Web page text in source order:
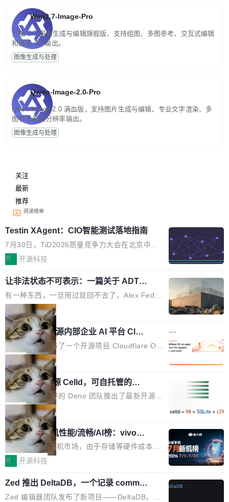
Wan2.7-Image-Pro
万相 2.7 图像生成与编辑旗舰版，支持组图、多图参考、交互式编辑
和最高 4K 输出。
图像生成与处理
Qwen-Image-2.0-Pro
Qwen-Image-2.0 满血版，支持图片生成与编辑、专业文字渲染、多
图参考和高分辨率输出。
图像生成与处理
关注
最新
推荐
阅读榜单
Testin XAgent：CIO智能测试落地指南
7月30日，TiD2026质量竞争力大会在北京中关
村国家自主创新示范区会议中心开幕。本届大会
“智构可信·质创未来——AI原生时代的质量新范
式”为主题，直面AI从实验室走向规模化产业落地
的核心质量命题。会上，《2026智能研发生产力
工具选型手册》发布，Testin云测的Testin XAge
nt智能测试系统入选AI测试领域代表产品。对CI
O而言，这提示了一个转变：AI测试正在从效率
工具升级为企业的质量基础设施。 CIO面对的新
现实 过去两年，CIO们的焦虑清单上多了两项：
一是如何让大模型和智能体应用安全地从PoC走
向生产，二是如何让测试团队跟得上AI应用...
开 开源科技
让非法状态不可表示：一篇关于 ADT
的帖子在 Reddit 火了
有一种东西，一旦用过就回不去了。Alex Fedos
eev 管它叫"软件设计的基石"。 他说的东西不新
鲜——代数数据类型（ADT），尤其是和类型
（sum type）。但他说清楚了一件事：这不是类
型系统的学术体操，是日常编码的思维方式。 文
章从一个简单的例子切入。一个网站的深色主题
设置，如果用布尔值 + 可空字段来表示——bool
ean 表示是否可切换，nullable 的默认模式、浅
色方案、深色方案——会产生大量无意义的组
合。方案缺了、配置冲突了、全 null 了。要知道
哪些组合有效，作者说，你得靠"文档、校验、或
者部落知识"。 换个写法。Rust 的 enum，两个
变体：Switchable...
局
Cloudflare 开源内部企业 AI 平台 Clou
dflare OS
Cloudflare 发布了一个开源项目 Cloudflare O
S。如果你只看官方博客，你会觉得这是又一
个"AI 知识库 + 聊天机器人"——每个大厂都在
做，没什么新鲜的。 但 Kenton Varda 在 Twitte
r 上把事情说清楚了： 今天我们发布了 Cloudfla
re OS，一个带连接器的聊天机器人，跟其他所
有科技公司做的一样。只不过，实际上它不一
样。这是 Sandstorm.io 的重制版，我十年前的
那个创业公司。不同的是，这次它构建在 Cloudf
lare Workers 上——我花了九年时间搭建的平台
——并且深度集成了 AI。这基本上是我十年秘密
计划的顶峰。 十年前，Ken...
局
Deno 团队开源 Celld，可自托管的分
布式 Durable Objects
Ryan Dahl 领导的 Deno 团队推出了最新开源项
目 Celld，一个能在自己机器上运行 Cloudflare
Workers 和 Durable Objects 的守护进程。 设
计思路很直接：每个对象是一个独立的 SQLite
数据库，按名称寻址，复制到你自己的 S3 兼容
存储库里。节点之间只通过这个存储库协调——
个小型数据库，应用天然按分片构建，单个数据
库的竞争和爆炸半径问题在设计层面就被消除
局
鲁大师7月新机性能/流畅/AI榜：vivo夺
性能、流畅双第一，三星Galaxy Z系列
新折叠缺席
2026年7月的手机市场，由于存储等硬件成本暴
增，手机厂商的日子也不好过啊，新机速度明显
高价的三星折叠（三星Galaxy Z Fold8 Ultra / Z
Fold8 / Z Flip8）外，其余要么是中低端机器，
开 开源科技
Zed 推出 DeltaDB，一个记录 commit
之间所有操作的版本控制系统
Zed 编辑器团队发布了新项目——DeltaDB，一